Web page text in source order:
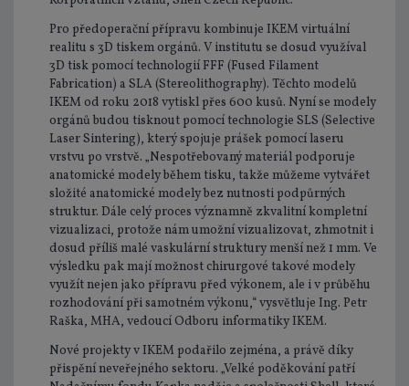
Pro předoperační přípravu kombinuje IKEM virtuální
realitu s 3D tiskem orgánů. V institutu se dosud využíval
3D tisk pomocí technologií FFF (Fused Filament
Fabrication) a SLA (Stereolithography). Těchto modelů
IKEM od roku 2018 vytiskl přes 600 kusů. Nyní se modely
orgánů budou tisknout pomocí technologie SLS (Selective
Laser Sintering), který spojuje prášek pomocí laseru
vrstvu po vrstvě. „Nespotřebovaný materiál podporuje
anatomické modely během tisku, takže můžeme vytvářet
složité anatomické modely bez nutnosti podpůrných
struktur. Dále celý proces významně zkvalitní kompletní
vizualizaci, protože nám umožní vizualizovat, zhmotnit i
dosud příliš malé vaskulární struktury menší než 1 mm. Ve
výsledku pak mají možnost chirurgové takové modely
využít nejen jako přípravu před výkonem, ale i v průběhu
rozhodování při samotném výkonu,“ vysvětluje Ing. Petr
Raška, MHA, vedoucí Odboru informatiky IKEM.
Nové projekty v IKEM podařilo zejména, a právě díky
přispění neveřejného sektoru. „Velké poděkování patří